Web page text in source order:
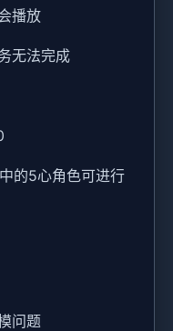
播放
无法完成
的5心角色可进行
问题